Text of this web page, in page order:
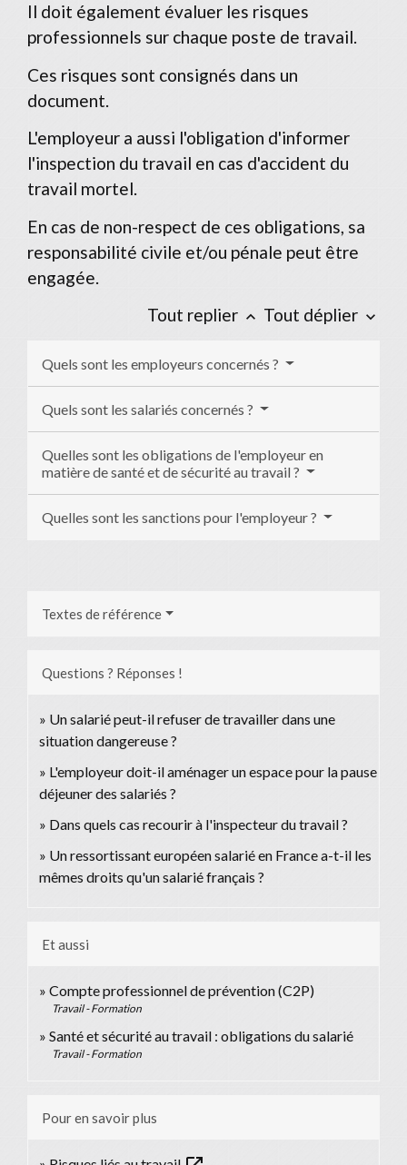
Il doit également évaluer les risques
professionnels sur chaque poste de travail.
Ces risques sont consignés dans un
document.
L'employeur a aussi l'obligation d'informer
l'inspection du travail en cas d'accident du
travail mortel.
En cas de non-respect de ces obligations, sa
responsabilité civile et/ou pénale peut être
engagée.
Tout replier keyboard_arrow_up Tout déplier keyboard_arrow_down
Quels sont les employeurs concernés ?
Quels sont les salariés concernés ?
Quelles sont les obligations de l'employeur en
matière de santé et de sécurité au travail ?
Quelles sont les sanctions pour l'employeur ?
Textes de référence
Questions ? Réponses !
Un salarié peut-il refuser de travailler dans une
situation dangereuse ?
L'employeur doit-il aménager un espace pour la pause
déjeuner des salariés ?
Dans quels cas recourir à l'inspecteur du travail ?
Un ressortissant européen salarié en France a-t-il les
mêmes droits qu'un salarié français ?
Et aussi
Compte professionnel de prévention (C2P)
Travail - Formation
Santé et sécurité au travail : obligations du salarié
Travail - Formation
Pour en savoir plus